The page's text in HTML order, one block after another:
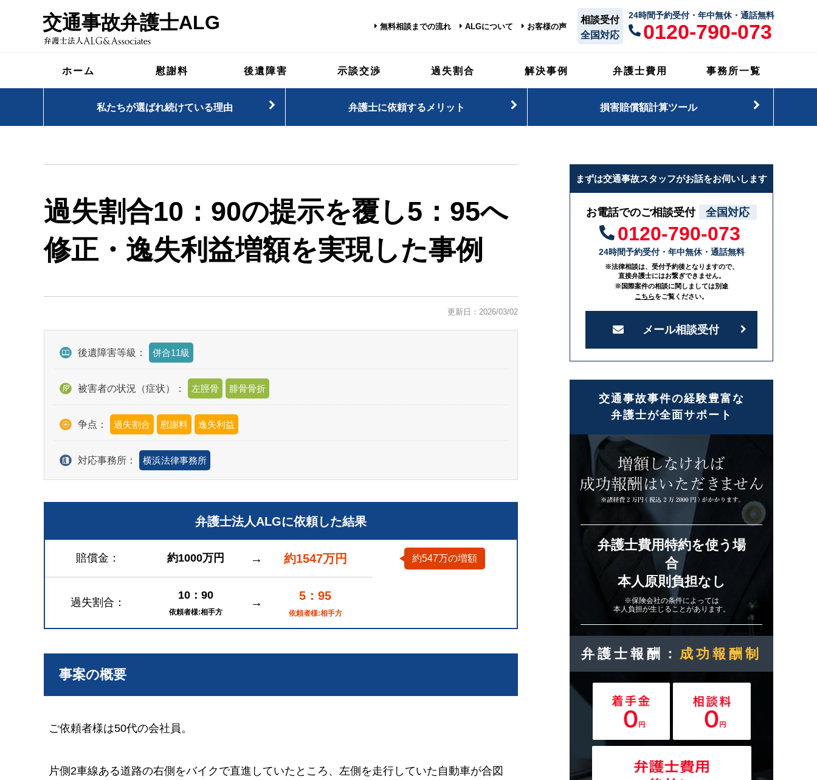
交通事故弁護士ALG 無料相談までの流れ ALGについて お客様の声
相談受付
全国対応
24時間予約受付・年中無休・通話無料
0120-790-073
ホーム 慰謝料 後遺障害 示談交渉 過失割合 解決事例 弁護士費用 事務所一覧
私たちが選ばれ続けている理由 弁護士に依頼するメリット 損害賠償額計算ツール
過失割合10：90の提示を覆し5：95へ
修正・逸失利益増額を実現した事例
更新日：2026/03/02
後遺障害等級： 併合11級
被害者の状況（症状）： 左脛骨 腓骨骨折
争点： 過失割合 慰謝料 逸失利益
対応事務所： 横浜法律事務所
弁護士法人ALGに依頼した結果
賠償金 約1000万円 → 約1547万円 約547万の増額
過失割合
10：90
依頼者様:相手方
→ 5：95
依頼者様:相手方
事案の概要
ご依頼者様は50代の会社員。
片側2車線ある道路の右側をバイクで直進していたところ、左側を走行していた自動車が合図
まずは交通事故スタッフがお話をお伺いします
お電話でのご相談受付 全国対応
0120-790-073
24時間予約受付・年中無休・通話無料
※法律相談は、受付予約後となりますので、
直接弁護士にはお繋ぎできません。
※国際案件の相談に関しましては別途
こちらをご覧ください。
メール相談受付
交通事故事件の経験豊富な
弁護士が全面サポート
弁護士費用特約を使う場
合
本人原則負担なし
※保険会社の条件によっては
本人負担が生じることがあります。
弁護士報酬： 成功報酬制